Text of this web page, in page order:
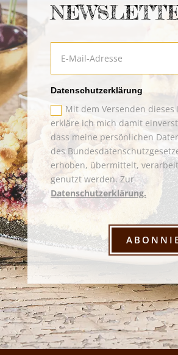
Datenschutzerklärung
Mit dem Versenden dieses
erkläre ich mich damit
dass meine persönlichen
des
erhoben, übermittelt,
genutzt werden. Zur
Datenschutzerklärung.